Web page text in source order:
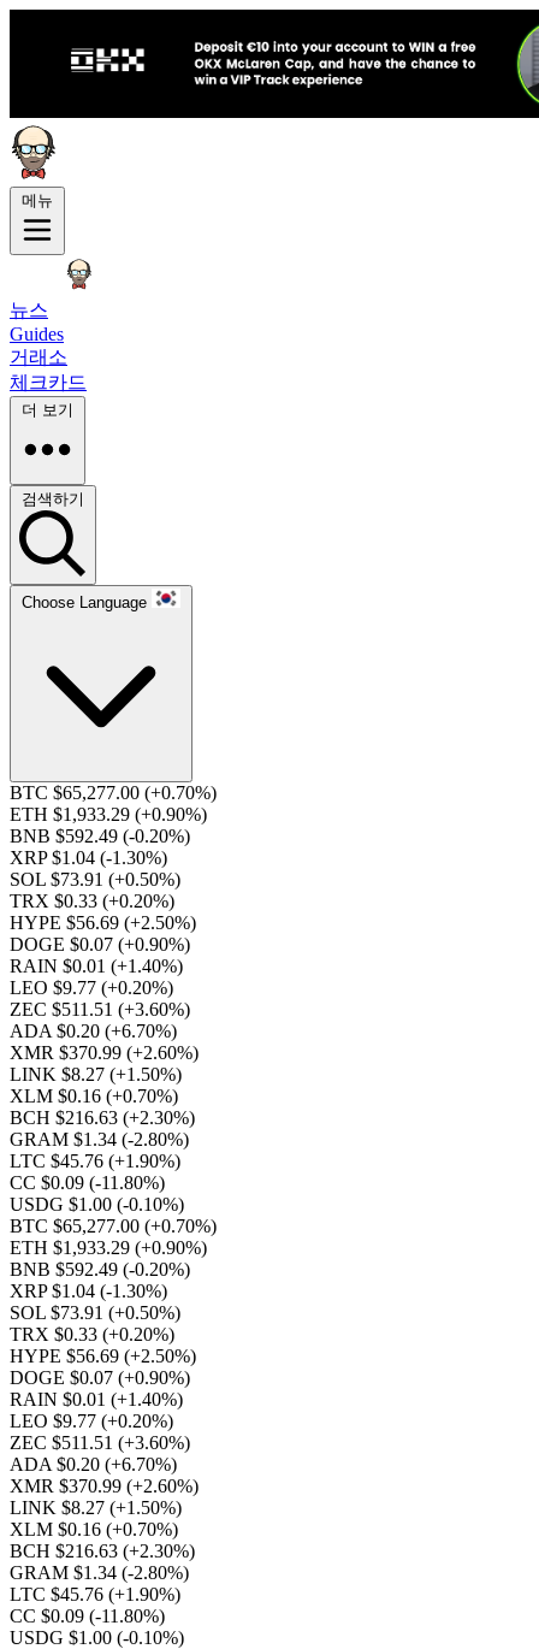
메뉴
뉴스
Guides
거래소
체크카드
더 보기
검색하기
Choose Language
BTC $65,277.00 (+0.70%)
ETH $1,933.29 (+0.90%)
BNB $592.49 (-0.20%)
XRP $1.04 (-1.30%)
SOL $73.91 (+0.50%)
TRX $0.33 (+0.20%)
HYPE $56.69 (+2.50%)
DOGE $0.07 (+0.90%)
RAIN $0.01 (+1.40%)
LEO $9.77 (+0.20%)
ZEC $511.51 (+3.60%)
ADA $0.20 (+6.70%)
XMR $370.99 (+2.60%)
LINK $8.27 (+1.50%)
XLM $0.16 (+0.70%)
BCH $216.63 (+2.30%)
GRAM $1.34 (-2.80%)
LTC $45.76 (+1.90%)
CC $0.09 (-11.80%)
USDG $1.00 (-0.10%)
BTC $65,277.00 (+0.70%)
ETH $1,933.29 (+0.90%)
BNB $592.49 (-0.20%)
XRP $1.04 (-1.30%)
SOL $73.91 (+0.50%)
TRX $0.33 (+0.20%)
HYPE $56.69 (+2.50%)
DOGE $0.07 (+0.90%)
RAIN $0.01 (+1.40%)
LEO $9.77 (+0.20%)
ZEC $511.51 (+3.60%)
ADA $0.20 (+6.70%)
XMR $370.99 (+2.60%)
LINK $8.27 (+1.50%)
XLM $0.16 (+0.70%)
BCH $216.63 (+2.30%)
GRAM $1.34 (-2.80%)
LTC $45.76 (+1.90%)
CC $0.09 (-11.80%)
USDG $1.00 (-0.10%)